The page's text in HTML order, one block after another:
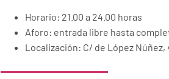
Horario: 21.00 a 24.00 horas
Aforo: entrada libre hasta
Localización: C/ de López Núñez,